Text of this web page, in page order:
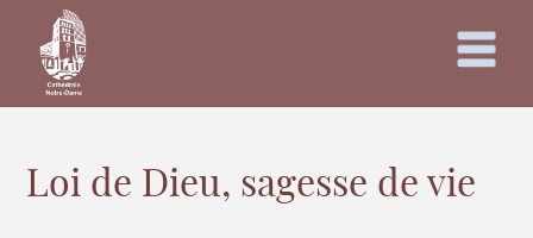
Loi de Dieu, sagesse de vie